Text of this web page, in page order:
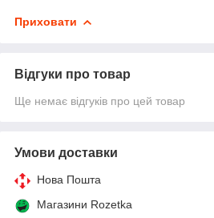
Приховати
Відгуки про товар
Ще немає відгуків про цей товар
Умови доставки
Нова Пошта
Магазини Rozetka